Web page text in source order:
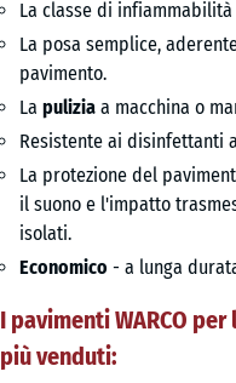
La classe di infiammabilità
La posa semplice,
pavimento.
La pulizia a macchina o
Resistente ai disinfettanti
La protezione del
il suono e l'impatto
isolati.
Economico - a lunga
I pavimenti WARCO
più venduti: